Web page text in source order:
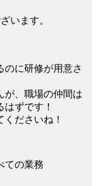
います。
のに研修が用意さ
が、職場の仲間は
ずです！
ださいね！
ての業務